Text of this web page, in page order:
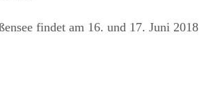
findet am 16. und 17. Juni 2018